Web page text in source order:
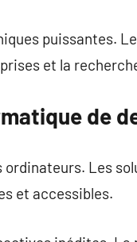
puissantes.
et la
de
Les
et accessibles.